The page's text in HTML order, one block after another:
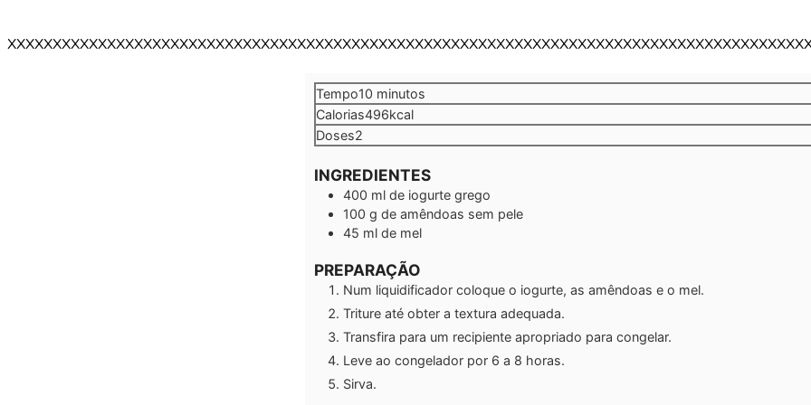
Tempo10 minutos
minutos
Calorias496kcal
Doses2
INGREDIENTES
400 ml de iogurte grego
100 g de amêndoas sem pele
45 ml de mel
PREPARAÇÃO
Num liquidificador coloque o iogurte, as amêndoas e o mel.
Triture até obter a textura adequada.
Transfira para um recipiente apropriado para congelar.
Leve ao congelador por 6 a 8 horas.
Sirva.